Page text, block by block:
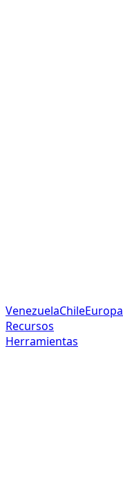
VenezuelaChileEuropa
Recursos
Herramientas